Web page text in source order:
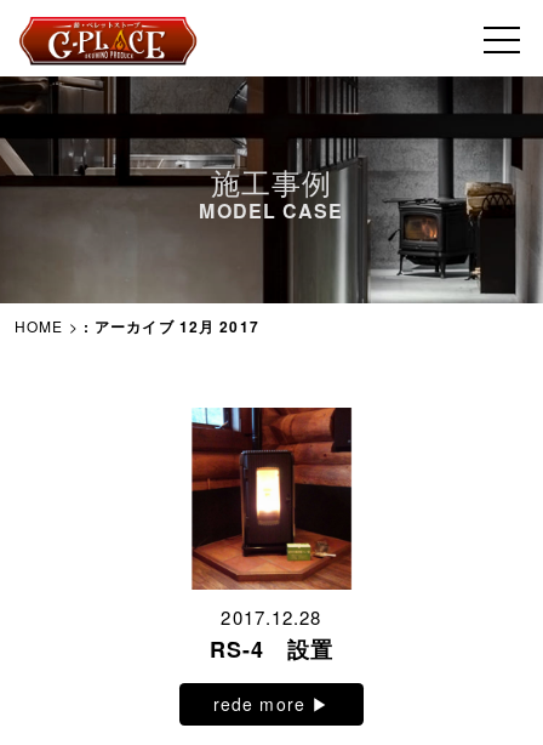
施工事例
MODEL CASE
HOME > : アーカイブ 12月 2017
2017.12.28
RS-4 設置
rede more ▶︎